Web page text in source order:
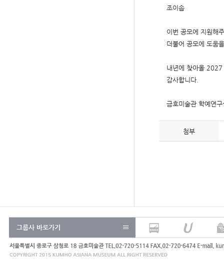
조이솝
이번 공모에 지원해
더불어 공모에 도움
내년에 찾아올 2027
감사합니다.
금호미술관 학예연
첨부
그룹사 바로가기